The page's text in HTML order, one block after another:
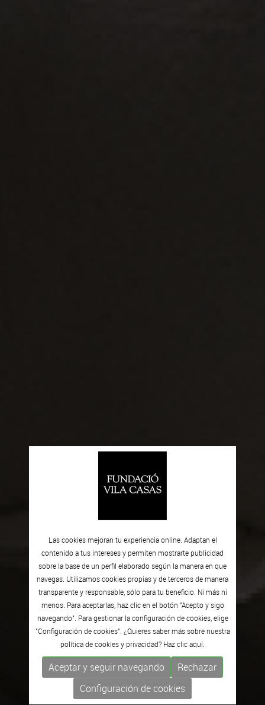
Las cookies mejoran tu experiencia online. Adaptan el
contenido a tus intereses y permiten mostrarte publicidad
sobre la base de un perfil elaborado según la manera en que
navegas. Utilizamos cookies propias y de terceros de manera
transparente y responsable, sólo para tu beneficio. Ni más ni
menos. Para aceptarlas, haz clic en el botón "Acepto y sigo
navegando". Para gestionar la configuración de cookies, elige
"Configuración de cookies". ¿Quieres saber más sobre nuestra
política de cookies y privacidad? Haz clicaquí.
Aceptar y seguir navegando
Rechazar
Configuración de cookies